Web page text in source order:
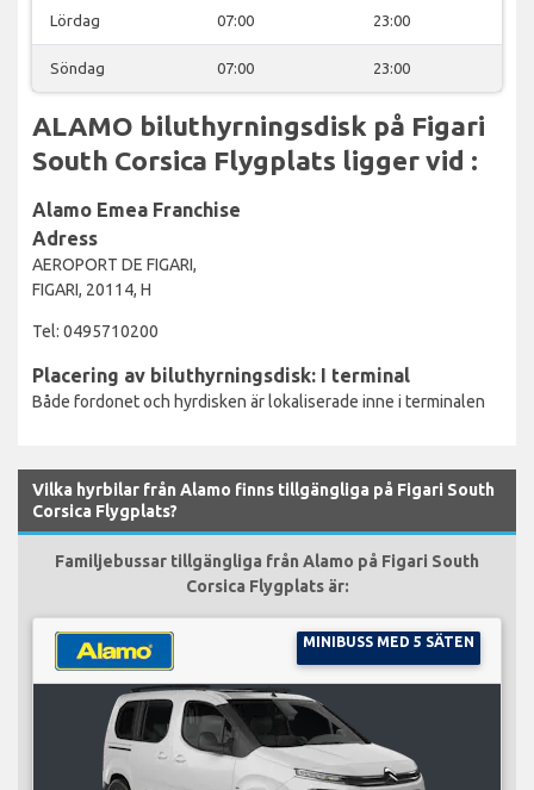
Lördag 07:00 23:00
Söndag 07:00 23:00
ALAMO biluthyrningsdisk på Figari
South Corsica Flygplats ligger vid :
Alamo Emea Franchise
Adress
AEROPORT DE FIGARI,
FIGARI, 20114, H
Tel: 0495710200
Placering av biluthyrningsdisk: I terminal
Både fordonet och hyrdisken är lokaliserade inne i terminalen
Vilka hyrbilar från Alamo finns tillgängliga på Figari South
Corsica Flygplats?
Familjebussar tillgängliga från Alamo på Figari South
Corsica Flygplats är:
MINIBUSS MED 5 SÄTEN